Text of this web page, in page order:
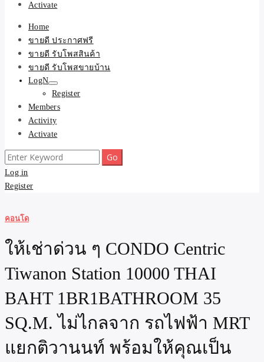
Activate
Home
ขายดี ประกาศฟรี
ขายดี รับโพสสินค้า
ขายดี รับโพสขายบ้าน
LogN
Register
Members
Activity
Activate
Search
for:
Log in
Register
คอนโด
ให้เช่าด่วน ๆ CONDO Centric
Tiwanon Station 10000 THAI
BAHT 1BR1BATHROOM 35
SQ.M. ไม่ไกลจาก รถไฟฟ้า MRT
แยกติวานนท์ พร้อมให้คุณเป็น